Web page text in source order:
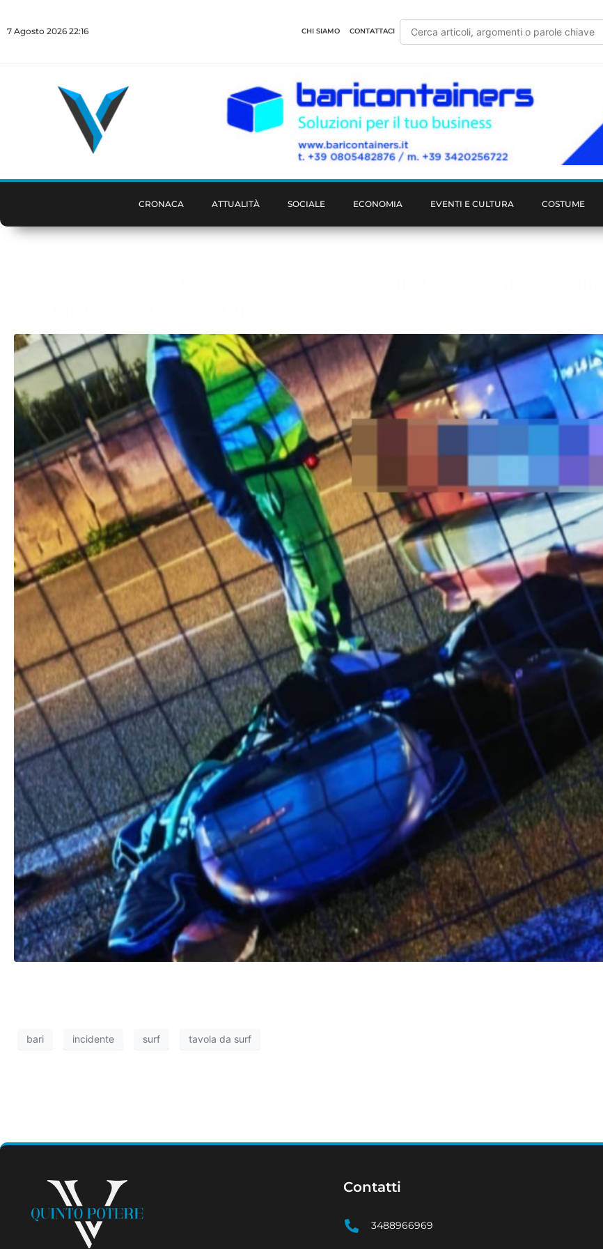
7 Agosto 2026 22:16 CHI SIAMO CONTATTACI
CRONACA ATTUALITÀ SOCIALE ECONOMIA EVENTI E CULTURA COSTUME
bari incidente surf tavola da surf
Contatti
3488966969